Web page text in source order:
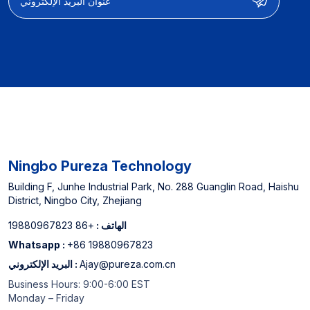
متطلبات للأحجام المخصصة، فلا
Ningbo Pureza Technology
Building F, Junhe Industrial Park, No. 288 Guanglin Road, Haishu
District, Ningbo City, Zhejiang
الهاتف : +86 19880967823
Whatsapp : +86 19880967823
البريد الإلكتروني : Ajay@pureza.com.cn
Business Hours: 9:00-6:00 EST
Monday – Friday